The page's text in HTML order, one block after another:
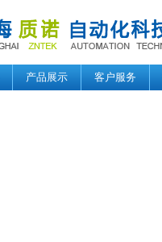
产品展示 客户服务